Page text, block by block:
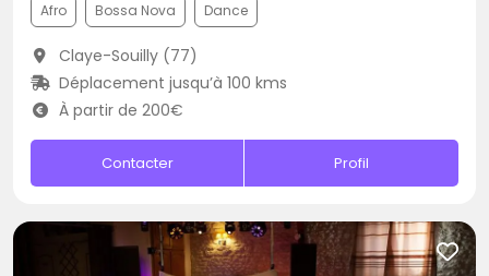
Afro Bossa Nova Dance
Claye-Souilly (77)
Déplacement jusqu’à 100 kms
À partir de 200€
Contacter Profil